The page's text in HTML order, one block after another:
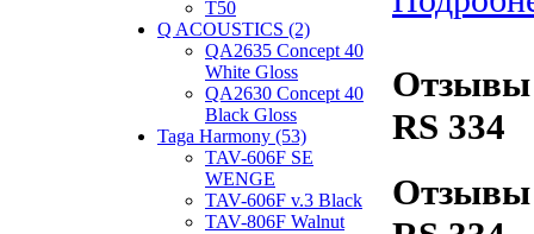
T50
Q ACOUSTICS (2)
QA2635 Concept 40
White Gloss
QA2630 Concept 40
Black Gloss
Taga Harmony (53)
TAV-606F SE
WENGE
TAV-606F v.3 Black
TAV-806F Walnut
Отзывы
RS 334
Отзывы